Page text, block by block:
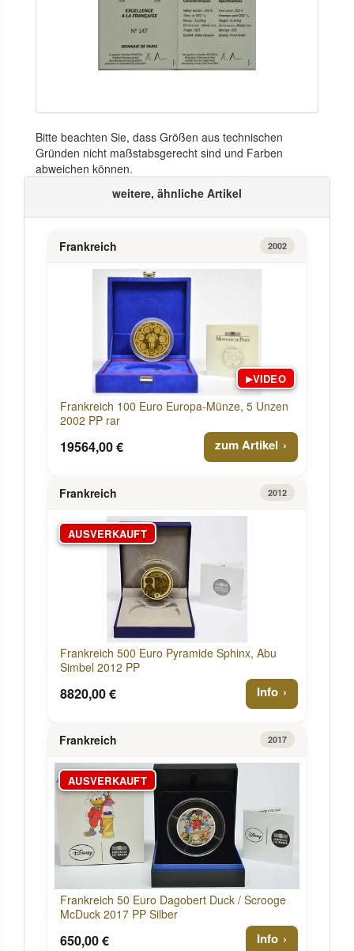
Bitte beachten Sie, dass Größen aus technischen
Gründen nicht maßstabsgerecht sind und Farben
abweichen können.
weitere, ähnliche Artikel
Frankreich 2002
▶VIDEO
Frankreich 100 Euro Europa-Münze, 5 Unzen
2002 PP rar
19564,00 € zum Artikel
Frankreich 2012
AUSVERKAUFT
Frankreich 500 Euro Pyramide Sphinx, Abu
Simbel 2012 PP
8820,00 € Info
Frankreich 2017
AUSVERKAUFT
Frankreich 50 Euro Dagobert Duck / Scrooge
McDuck 2017 PP Silber
650,00 € Info